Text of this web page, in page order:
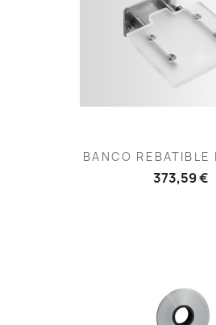
BANCO
373,59 €